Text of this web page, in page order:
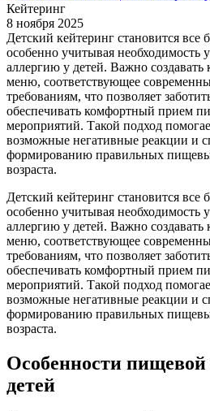
Кейтеринг
8 ноября 2025
Детский кейтеринг становится все
особенно учитывая необходимость
аллергию у детей. Важно создавать
меню, соответствующее
требованиям, что позволяет
обеспечивать комфортный прием
мероприятий. Такой подход
возможные негативные реакции и
формированию правильных
возраста.
Детский кейтеринг становится все
особенно учитывая необходимость
аллергию у детей. Важно создавать
меню, соответствующее
требованиям, что позволяет
обеспечивать комфортный прием
мероприятий. Такой подход
возможные негативные реакции и
формированию правильных
возраста.
Особенности пищевой
детей